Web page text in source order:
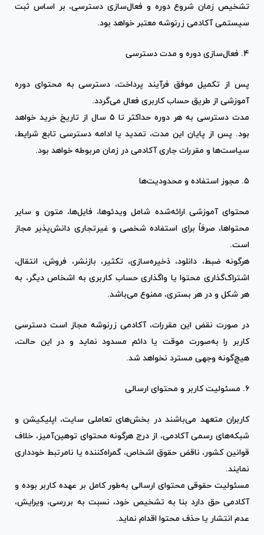
تشخیص زمان شروع دوره و فعال‌سازی دسترسی، بر اساس ثبت
سیستمی آکادمی زرنوشه معتبر خواهد بود.
۴. فعال‌سازی دوره و مدت دسترسی
پس از تکمیل موفق فرآیند پرداخت، دسترسی به محتوای دوره
آموزشی از طریق حساب کاربری فعال می‌گردد.
مدت دسترسی به هر دوره حداکثر تا ۵ سال از تاریخ خرید خواهد
بود. پس از پایان این مدت، تمدید یا ادامه دسترسی تابع شرایط،
سیاست‌ها و مقررات جاری آکادمی در زمان مربوطه خواهد بود.
۵. مجوز استفاده و محدودیت‌ها
محتوای آموزشی ارائه‌شده شامل ویدئوها، فایل‌ها، متون و سایر
محتواها، صرفاً برای استفاده شخصی و غیرتجاری دانش‌پذیر مجاز
است.
هرگونه ضبط، دانلود، ذخیره‌سازی، تکثیر، بازنشر، فروش، انتقال،
اشتراک‌گذاری محتوا یا واگذاری حساب کاربری به اشخاص دیگر، به
هر شکل و در هر بستری، ممنوع می‌باشد.
در صورت نقض این مقررات، آکادمی زرنوشه مجاز است دسترسی
کاربر را به‌صورت موقت یا دائم مسدود نماید و در این حالت،
هیچ‌گونه وجهی مسترد نخواهد شد.
۶. مسئولیت کاربر و محتوای ارسالی
کاربران متعهد می‌باشند در بخش‌های تعاملی سایت، اپلیکیشن و
شبکه‌های رسمی آکادمی، از درج هرگونه محتوای توهین‌آمیز، خلاف
قوانین کشور، ناقض حقوق اشخاص، گمراه‌کننده یا نامرتبط خودداری
نمایند.
مسئولیت حقوقی محتوای ارسالی به‌طور کامل بر عهده کاربر بوده و
آکادمی حق دارد بنا به تشخیص خود، نسبت به بررسی، ویرایش،
عدم انتشار یا حذف محتوا اقدام نماید.